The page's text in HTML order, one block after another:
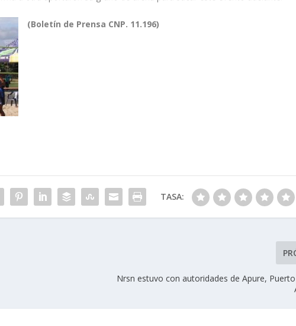
(Boletín de Prensa CNP. 11.196)
TASA:
Nrsn estuvo con autoridades de Apure,